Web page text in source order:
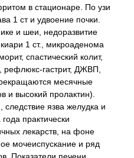
в стационаре. По узи
1 ст и удвоение почки.
и шеи, недоразвитие
1 ст., микроаденома
спастический колит,
рефлюкс-гастрит, ДЖВП,
месячные
и высокий пролактин).
язва желудка и
практически
лекарств, на фоне
мочеиспускание и ряд